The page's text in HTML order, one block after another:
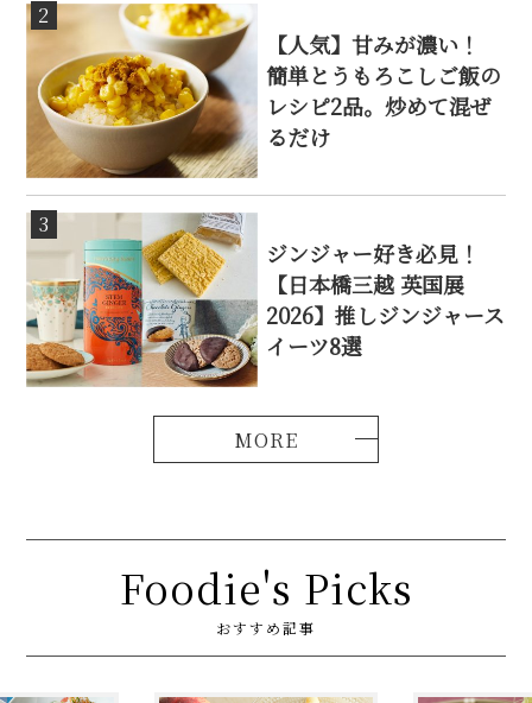
2
【人気】甘みが濃い！
簡単とうもろこしご飯の
レシピ2品。炒めて混ぜ
るだけ
3
ジンジャー好き必見！
【日本橋三越 英国展
2026】推しジンジャース
イーツ8選
Foodie's Picks
おすすめ記事